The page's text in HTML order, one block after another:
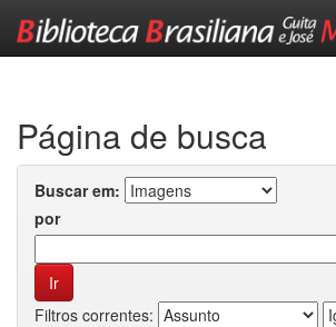
Página de busca
Buscar em:
por
Filtros correntes: